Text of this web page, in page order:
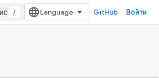
/ GitHub Войти